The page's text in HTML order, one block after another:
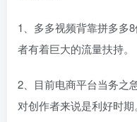
1、多多视频背靠拼多多
者有着巨大的流量扶持。
2、目前电商平台当务之
对创作者来说是利好时期。